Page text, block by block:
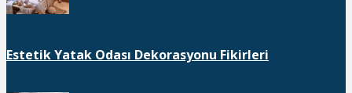
Estetik Yatak Odası Dekorasyonu Fikirleri